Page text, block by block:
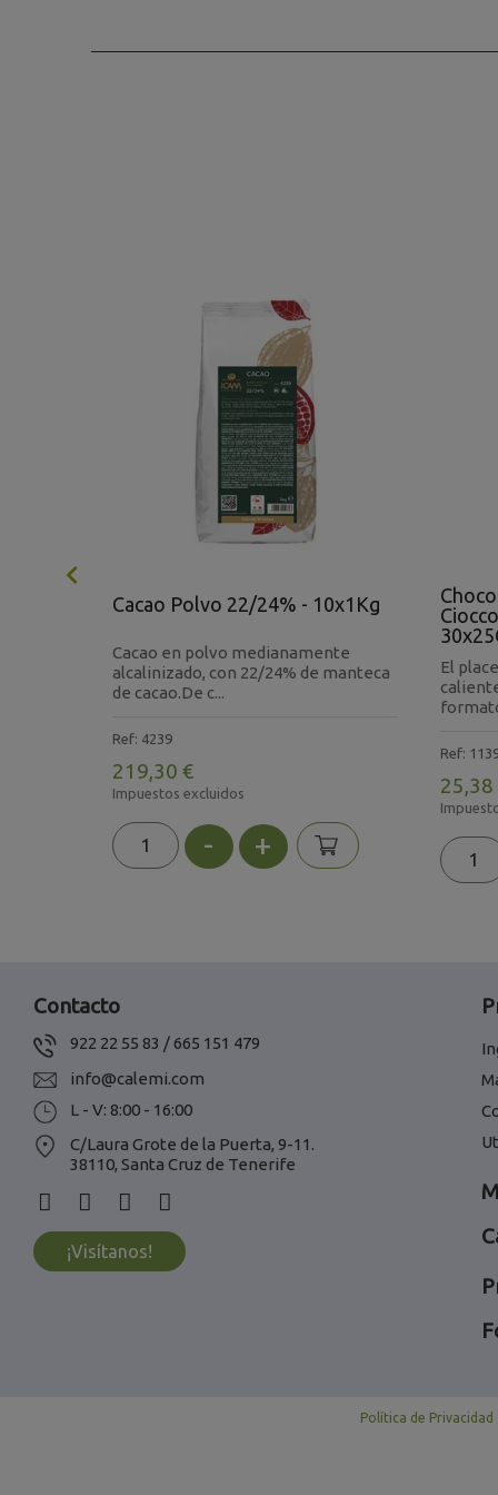

Cacao Polvo 22/24% - 10x1Kg
Cacao en polvo medianamente
alcalinizado, con 22/24% de manteca
de cacao.De c...
Ref: 4239
219,30 €
Impuestos excluidos
- +
El
Ref:
25,38
Contacto
922 22 55 83 / 665 151 479
info@calemi.com
L - V: 8:00 - 16:00
C/Laura Grote de la Puerta, 9-11.
38110, Santa Cruz de Tenerife
¡Visítanos!
Política de Privacidad